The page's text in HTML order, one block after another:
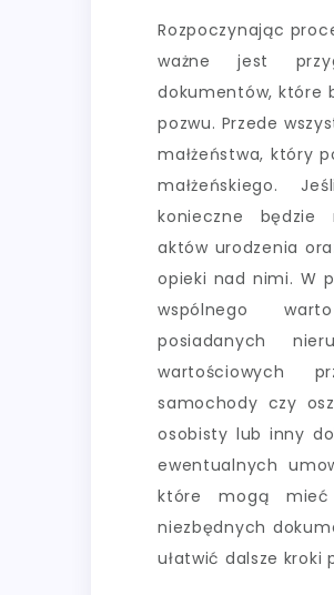
Rozpoczynając
ważne jest
dokumentów, które
pozwu. Przede
małżeństwa, który
małżeńskiego.
konieczne będzie
aktów urodzenia
opieki nad nimi. W
wspólnego
posiadanych
wartościowych
samochody czy
osobisty lub inny
ewentualnych
które mogą mieć
niezbędnych
ułatwić dalsze kroki